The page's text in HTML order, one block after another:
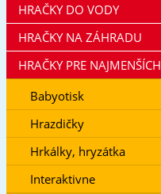
HRAČKY DO VODY
HRAČKY NA ZÁHRADU
HRAČKY PRE NAJMENŠÍCH
Babyotisk
Hrazdičky
Hrkálky, hryzátka
Interaktivne